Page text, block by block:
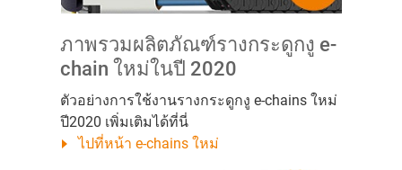
ภาพรวมผลิตภัณฑ์รางกระดูกงู e-
chain ใหม่ในปี 2020
ตัวอย่างการใช้งานรางกระดูกงู e-chains ใหม่
ปี2020 เพิ่มเติมได้ที่นี่
ไปที่หน้า e-chains ใหม่